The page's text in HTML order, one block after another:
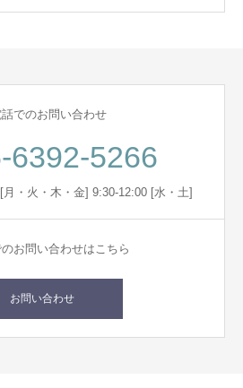
話でのお問い合わせ
6392-5266
・火・木・金] 9:30-12:00 [水・土]
お問い合わせはこちら
お問い合わせ